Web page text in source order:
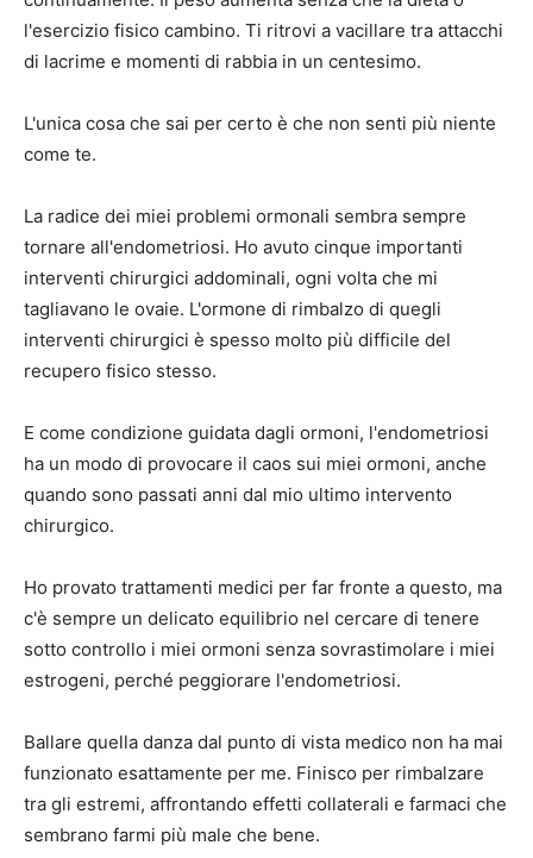
l'esercizio fisico cambino. Ti ritrovi a vacillare tra attacchi
di lacrime e momenti di rabbia in un centesimo.
L'unica cosa che sai per certo è che non senti più niente
come te.
La radice dei miei problemi ormonali sembra sempre
tornare all'endometriosi. Ho avuto cinque importanti
interventi chirurgici addominali, ogni volta che mi
tagliavano le ovaie. L'ormone di rimbalzo di quegli
interventi chirurgici è spesso molto più difficile del
recupero fisico stesso.
E come condizione guidata dagli ormoni, l'endometriosi
ha un modo di provocare il caos sui miei ormoni, anche
quando sono passati anni dal mio ultimo intervento
chirurgico.
Ho provato trattamenti medici per far fronte a questo, ma
c'è sempre un delicato equilibrio nel cercare di tenere
sotto controllo i miei ormoni senza sovrastimolare i miei
estrogeni, perché peggiorare l'endometriosi.
Ballare quella danza dal punto di vista medico non ha mai
funzionato esattamente per me. Finisco per rimbalzare
tra gli estremi, affrontando effetti collaterali e farmaci che
sembrano farmi più male che bene.